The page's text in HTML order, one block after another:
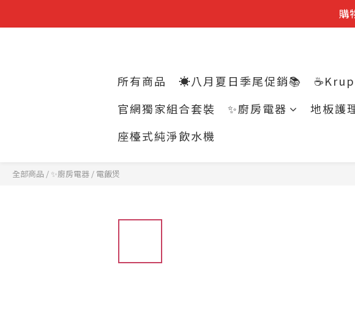
迎新禮購
所有商品 ☀️八月夏日季尾促銷📚
官網獨家組合套裝
✨廚房電器 地板護
座檯式純淨飲水機
全部商品 / ✨廚房電器 / 電飯煲